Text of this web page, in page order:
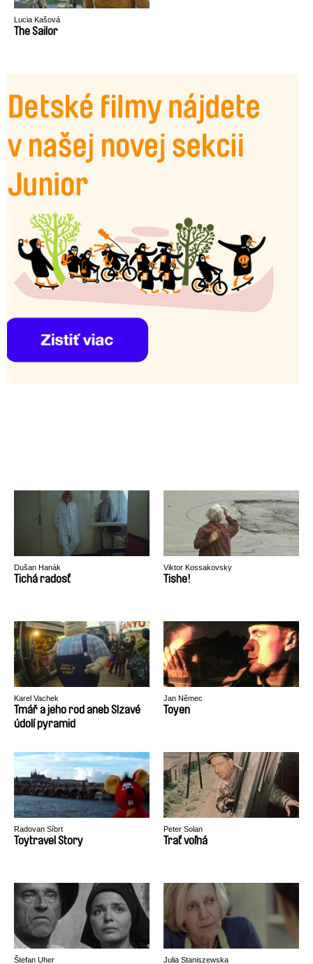
Lucia Kašová
The Sailor
Dušan Hanák
Tichá radosť
Viktor Kossakovsky
Tishe!
Karel Vachek
Tmář a jeho rod aneb Slzavé
údolí pyramid
Jan Němec
Toyen
Radovan Síbrt
Toytravel Story
Peter Solan
Trať voľná
Štefan Uher Julia Staniszewska